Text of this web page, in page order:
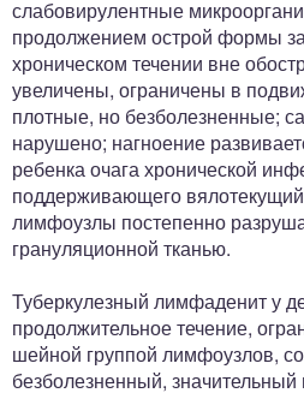
слабовирулентные
продолжением острой формы
хроническом течении вне
увеличены, ограничены в
плотные, но безболезненные;
нарушено; нагноение
ребенка очага хронической
поддерживающего
лимфоузлы постепенно
грануляционной тканью.
Туберкулезный лимфаденит у
продолжительное течение,
шейной группой лимфоузлов,
безболезненный, значительный